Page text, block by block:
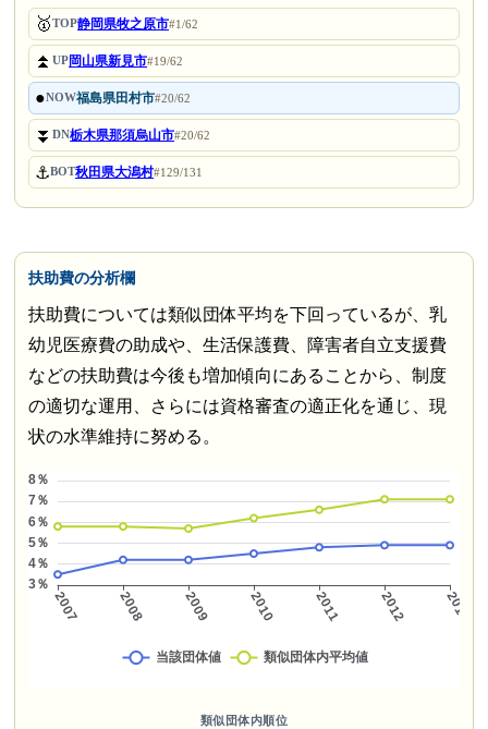
🥇TOP静岡県牧之原市#1/62
⏫UP岡山県新見市#19/62
●NOW福島県田村市#20/62
⏬DN栃木県那須烏山市#20/62
⚓BOT秋田県大潟村#129/131
扶助費の分析欄
扶助費については類似団体平均を下回っているが、乳
幼児医療費の助成や、生活保護費、障害者自立支援費
などの扶助費は今後も増加傾向にあることから、制度
の適切な運用、さらには資格審査の適正化を通じ、現
状の水準維持に努める。
類似団体内順位